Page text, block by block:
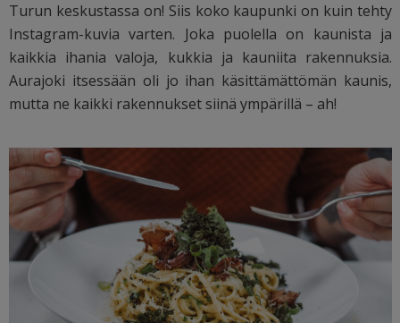
Turun keskustassa on! Siis koko kaupunki on kuin tehty
Instagram-kuvia varten. Joka puolella on kaunista ja
kaikkia ihania valoja, kukkia ja kauniita rakennuksia.
Aurajoki itsessään oli jo ihan käsittämättömän kaunis,
mutta ne kaikki rakennukset siinä ympärillä – ah!